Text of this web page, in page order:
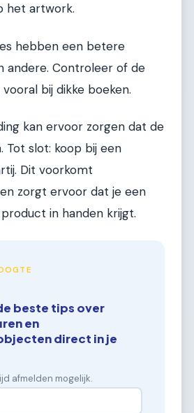
het artwork.
hebben een betere
andere. Controleer of de
bij dikke boeken.
kan ervoor zorgen dat de
Tot slot: koop bij een
Dit voorkomt
zorgt ervoor dat je een
in handen krijgt.
beste tips over
en
direct in je
afmelden mogelijk.